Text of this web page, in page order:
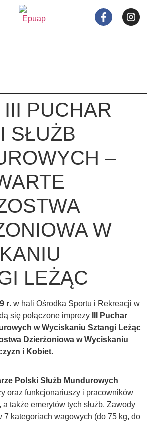
III PUCHAR
SŁUŻB
–
W
LEŻĄC
r. w hali Ośrodka Sportu i Rekreacji w
się połączone imprezy
III Puchar
w Wyciskaniu Sztangi Leżąc
Dzierżoniowa w Wyciskaniu
i Kobiet.
Polski Służb Mundurowych
oraz funkcjonariuszy i pracowników
a także emerytów tych służb. Zawody
7 kategoriach wagowych (do 75 kg, do